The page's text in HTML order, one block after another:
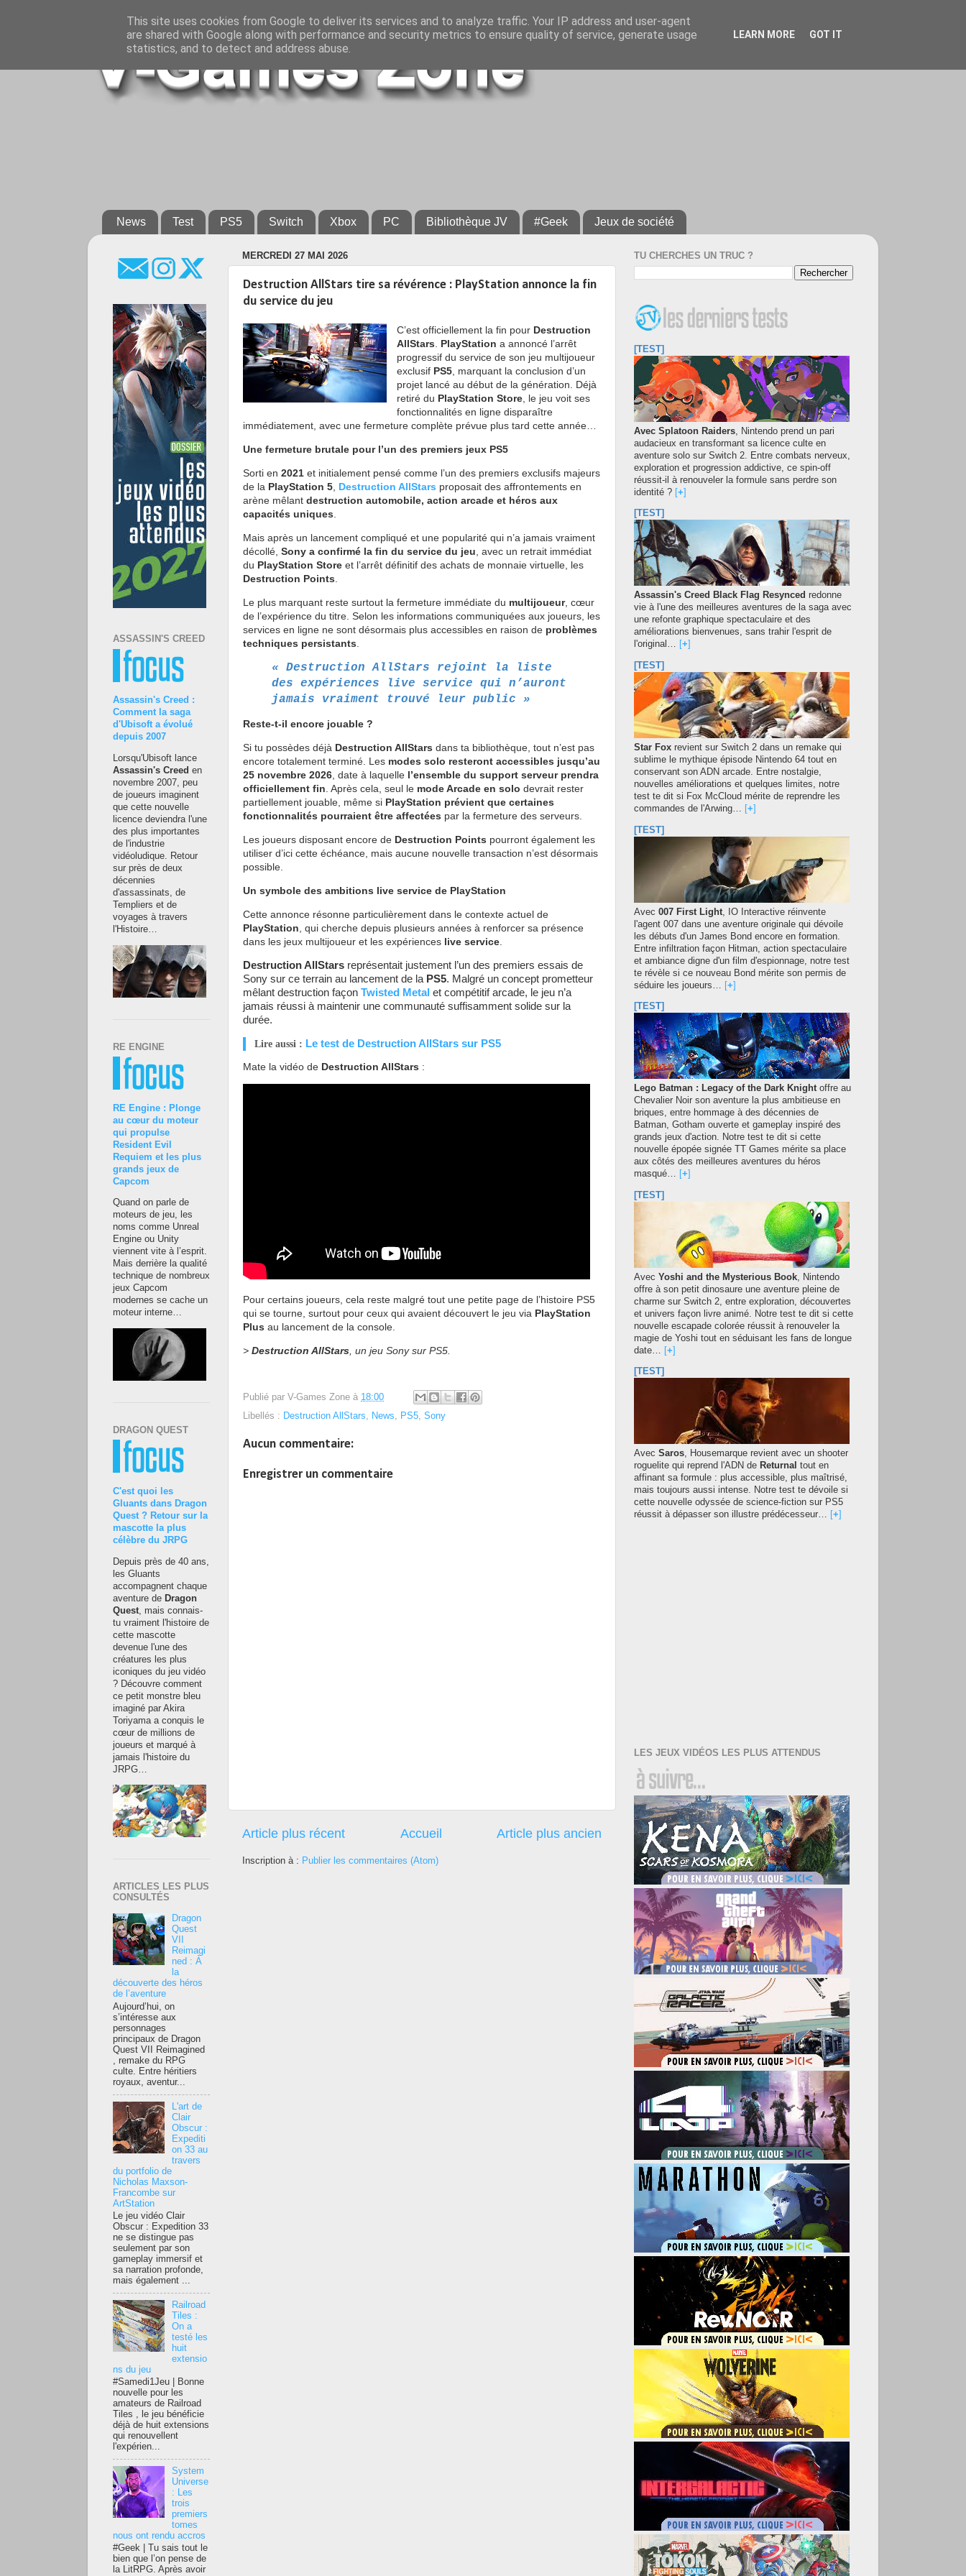
News Test PS5 Switch Xbox PC Bibliothèque JV #Geek Jeux de société
MERCREDI 27 MAI 2026
Destruction AllStars tire sa révérence : PlayStation annonce la fin
du service du jeu
C’est officiellement la fin pour Destruction
AllStars
PlayStation a annoncé l’arrêt
progressif du service de son jeu multijoueur
exclusif PS5, marquant la conclusion d’un
projet lancé au début de la génération. Déjà
retiré du PlayStation Store, le jeu voit ses
fonctionnalités en ligne disparaître
immédiatement, avec une fermeture complète prévue plus tard cette année…
Une fermeture brutale pour l’un des premiers jeux PS5
Sorti en 2021 et initialement pensé comme l’un des premiers exclusifs majeurs
de la PlayStation 5 Destruction AllStars proposait des affrontements en
arène mêlant destruction automobile, action arcade et héros aux
capacités uniques
Mais après un lancement compliqué et une popularité qui n’a jamais vraiment
décollé, Sony a confirmé la fin du service du jeu , avec un retrait immédiat
du PlayStation Store et l’arrêt définitif des achats de monnaie virtuelle, les
Destruction Points
Le plus marquant reste surtout la fermeture immédiate du multijoueur, cœur
de l’expérience du titre. Selon les informations communiquées aux joueurs, les
services en ligne ne sont désormais plus accessibles en raison de problèmes
techniques persistants
« Destruction AllStars rejoint la liste
des expériences live service qui n’auront
jamais vraiment trouvé leur public »
Reste-t-il encore jouable ?
Si tu possèdes déjà Destruction AllStars dans ta bibliothèque, tout n’est pas
encore totalement terminé. Les modes solo resteront accessibles jusqu’au
25 novembre 2026, date à laquelle l’ensemble du support serveur prendra
officiellement fin. Après cela, seul le mode Arcade en solo devrait rester
partiellement jouable, même si PlayStation prévient que certaines
fonctionnalités pourraient être affectées par la fermeture des serveurs.
Les joueurs disposant encore de Destruction Points pourront également les
utiliser d’ici cette échéance, mais aucune nouvelle transaction n’est désormais
possible.
Un symbole des ambitions live service de PlayStation
Cette annonce résonne particulièrement dans le contexte actuel de
PlayStation , qui cherche depuis plusieurs années à renforcer sa présence
dans les jeux multijoueur et les expériences live service
Destruction AllStars représentait justement l’un des premiers essais de
Sony sur ce terrain au lancement de la PS5. Malgré un concept prometteur
mêlant destruction façon Twisted Metal et compétitif arcade, le jeu n’a
jamais réussi à maintenir une communauté suffisamment solide sur la
durée.
Lire aussi : Le test de Destruction AllStars sur PS5
Mate la vidéo de Destruction AllStars :
Pour certains joueurs, cela reste malgré tout une petite page de l’histoire PS5
qui se tourne, surtout pour ceux qui avaient découvert le jeu via PlayStation
Plus au lancement de la console.
> Destruction AllStars , un jeu Sony sur PS5.
Publié par V-Games Zone à 18:00
Libellés : Destruction AllStars, News, PS5, Sony
Aucun commentaire:
Enregistrer un commentaire
Article plus récent Article plus ancien
Accueil
Inscription à : Publier les commentaires (Atom)
ASSASSIN'S CREED
Assassin's Creed :
Comment la saga
d'Ubisoft a évolué
depuis 2007
Lorsqu'Ubisoft lance
Assassin's Creed en
novembre 2007, peu
de joueurs imaginent
que cette nouvelle
licence deviendra l'une
des plus importantes
de l'industrie
vidéoludique. Retour
sur près de deux
décennies
d'assassinats, de
Templiers et de
voyages à travers
l'Histoire…
RE ENGINE
RE Engine : Plonge
au cœur du moteur
qui propulse
Resident Evil
Requiem et les plus
grands jeux de
Capcom
Quand on parle de
moteurs de jeu, les
noms comme Unreal
Engine ou Unity
viennent vite à l’esprit.
Mais derrière la qualité
technique de nombreux
jeux Capcom
modernes se cache un
moteur interne…
DRAGON QUEST
C'est quoi les
Gluants dans Dragon
Quest ? Retour sur la
mascotte la plus
célèbre du JRPG
Depuis près de 40 ans,
les Gluants
accompagnent chaque
aventure de Dragon
Quest , mais connais-
tu vraiment l'histoire de
cette mascotte
devenue l'une des
créatures les plus
iconiques du jeu vidéo
? Découvre comment
ce petit monstre bleu
imaginé par Akira
Toriyama a conquis le
cœur de millions de
joueurs et marqué à
jamais l'histoire du
JRPG…
ARTICLES LES PLUS
CONSULTÉS
Dragon
Quest
VII
Reimagi
ned : À
la
découverte des héros
de l’aventure
Aujourd’hui, on
s’intéresse aux
personnages
principaux de Dragon
Quest VII Reimagined
, remake du RPG
culte. Entre héritiers
royaux, aventur...
L'art de
Clair
Obscur :
Expediti
on 33 au
travers
du portfolio de
Nicholas Maxson-
Francombe sur
ArtStation
Le jeu vidéo Clair
Obscur : Expedition 33
ne se distingue pas
seulement par son
gameplay immersif et
sa narration profonde,
mais également ...
Railroad
Tiles :
On a
testé les
huit
extensio
ns du jeu
#Samedi1Jeu | Bonne
nouvelle pour les
amateurs de Railroad
Tiles , le jeu bénéficie
déjà de huit extensions
qui renouvellent
l'expérien...
System
Universe
: Les
trois
premiers
tomes
nous ont rendu accros
#Geek | Tu sais tout le
bien que l’on pense de
la LitRPG. Après avoir
TU CHERCHES UN TRUC ?
[TEST]
Avec Splatoon Raiders, Nintendo prend un pari
audacieux en transformant sa licence culte en
aventure solo sur Switch 2. Entre combats nerveux,
exploration et progression addictive, ce spin-off
réussit-il à renouveler la formule sans perdre son
identité ? [+]
[TEST]
Assassin's Creed Black Flag Resynced redonne
vie à l'une des meilleures aventures de la saga avec
une refonte graphique spectaculaire et des
améliorations bienvenues, sans trahir l'esprit de
l'original…
+
[TEST]
Star Fox revient sur Switch 2 dans un remake qui
sublime le mythique épisode Nintendo 64 tout en
conservant son ADN arcade. Entre nostalgie,
nouvelles améliorations et quelques limites, notre
test te dit si Fox McCloud mérite de reprendre les
commandes de l'Arwing…
+
[TEST]
Avec 007 First Light , IO Interactive réinvente
l'agent 007 dans une aventure originale qui dévoile
les débuts d'un James Bond encore en formation.
Entre infiltration façon Hitman, action spectaculaire
et ambiance digne d'un film d'espionnage, notre test
te révèle si ce nouveau Bond mérite son permis de
séduire les joueurs…
[+]
[TEST]
Lego Batman : Legacy of the Dark Knightoffre au
Chevalier Noir son aventure la plus ambitieuse en
briques, entre hommage à des décennies de
Batman, Gotham ouverte et gameplay inspiré des
grands jeux d'action. Notre test te dit si cette
nouvelle épopée signée TT Games mérite sa place
aux côtés des meilleures aventures du héros
masqué…
+
[TEST]
Avec Yoshi and the Mysterious Book, Nintendo
offre à son petit dinosaure une aventure pleine de
charme sur Switch 2, entre exploration, découvertes
et univers façon livre animé. Notre test te dit si cette
nouvelle escapade colorée réussit à renouveler la
magie de Yoshi tout en séduisant les fans de longue
date… [+]
[TEST]
Avec Saros, Housemarque revient avec un shooter
roguelite qui reprend l'ADN de Returnal tout en
affinant sa formule : plus accessible, plus maîtrisé,
mais toujours aussi intense. Notre test te dévoile si
cette nouvelle odyssée de science-fiction sur PS5
réussit à dépasser son illustre prédécesseur…
+
LES JEUX VIDÉOS LES PLUS ATTENDUS
This site uses cookies from Google to deliver its services and to analyze traffic. Your IP address and user-agent
are shared with Google along with performance and security metrics to ensure quality of service, generate usage
statistics, and to detect and address abuse.
LEARN MORE GOT IT